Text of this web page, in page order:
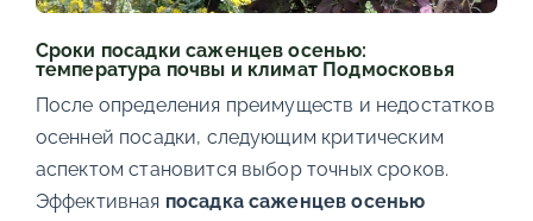
Сроки посадки саженцев осенью:
температура почвы и климат Подмосковья
После определения преимуществ и недостатков
осенней посадки, следующим критическим
аспектом становится выбор точных сроков.
Эффективная посадка саженцев осенью